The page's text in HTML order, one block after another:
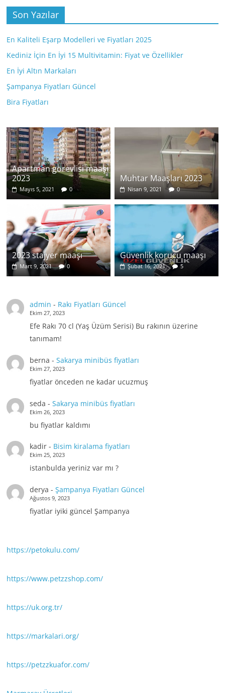
Son Yazılar
En Kaliteli Eşarp Modelleri ve Fiyatları 2025
Kediniz İçin En İyi 15 Multivitamin: Fiyat ve Özellikler
En İyi Altın Markaları
Şampanya Fiyatları Güncel
Bira Fiyatları
Apartman görevlisi maaşı
2023
Mayıs 5, 2021 0
Muhtar Maaşları 2023
Nisan 9, 2021 0
2023 stajyer maaşı
Mart 9, 2021 0
Güvenlik korucu maaşı
Şubat 16, 2021 5
admin - Rakı Fiyatları Güncel
Ekim 27, 2023
Efe Rakı 70 cl (Yaş Üzüm Serisi) Bu rakının üzerine
tanımam!
berna - Sakarya minibüs fiyatları
Ekim 27, 2023
fiyatlar önceden ne kadar ucuzmuş
seda - Sakarya minibüs fiyatları
Ekim 26, 2023
bu fiyatlar kaldımı
kadir- Bisim kiralama fiyatları
Ekim 25, 2023
istanbulda yeriniz var mı ?
derya - Şampanya Fiyatları Güncel
Ağustos 9, 2023
fiyatlar iyiki güncel Şampanya
https://petokulu.com/
https://www.petzzshop.com/
https://uk.org.tr/
https://markalari.org/
https://petzzkuafor.com/